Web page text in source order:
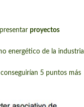
proyectos
energético de la industria
5 puntos más